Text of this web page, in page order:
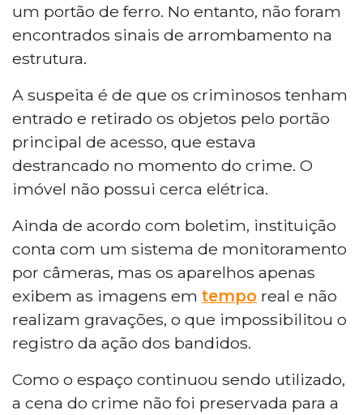
um portão de ferro. No entanto, não foram
encontrados sinais de arrombamento na
estrutura.
A suspeita é de que os criminosos tenham
entrado e retirado os objetos pelo portão
principal de acesso, que estava
destrancado no momento do crime. O
imóvel não possui cerca elétrica.
Ainda de acordo com boletim, instituição
conta com um sistema de monitoramento
por câmeras, mas os aparelhos apenas
exibem as imagens em tempo real e não
realizam gravações, o que impossibilitou o
registro da ação dos bandidos.
Como o espaço continuou sendo utilizado,
a cena do crime não foi preservada para a